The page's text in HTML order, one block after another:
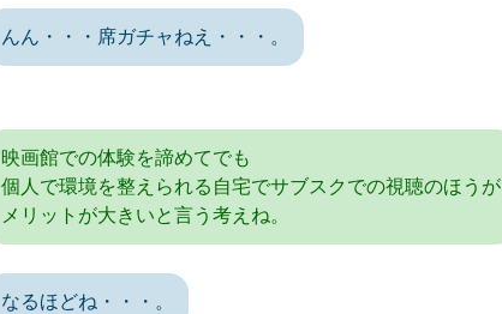
んん・・・席ガチャねえ・・・。
映画館での体験を諦めてでも
個人で環境を整えられる自宅でサブスクでの視聴のほうが
メリットが大きいと言う考えね。
なるほどね・・・。